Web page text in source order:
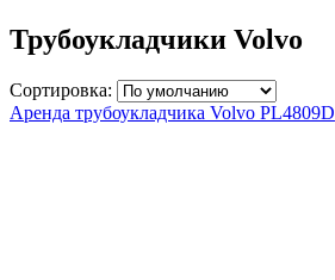
Трубоукладчики Volvo
Сортировка:
Аренда трубоукладчика Volvo PL4809D